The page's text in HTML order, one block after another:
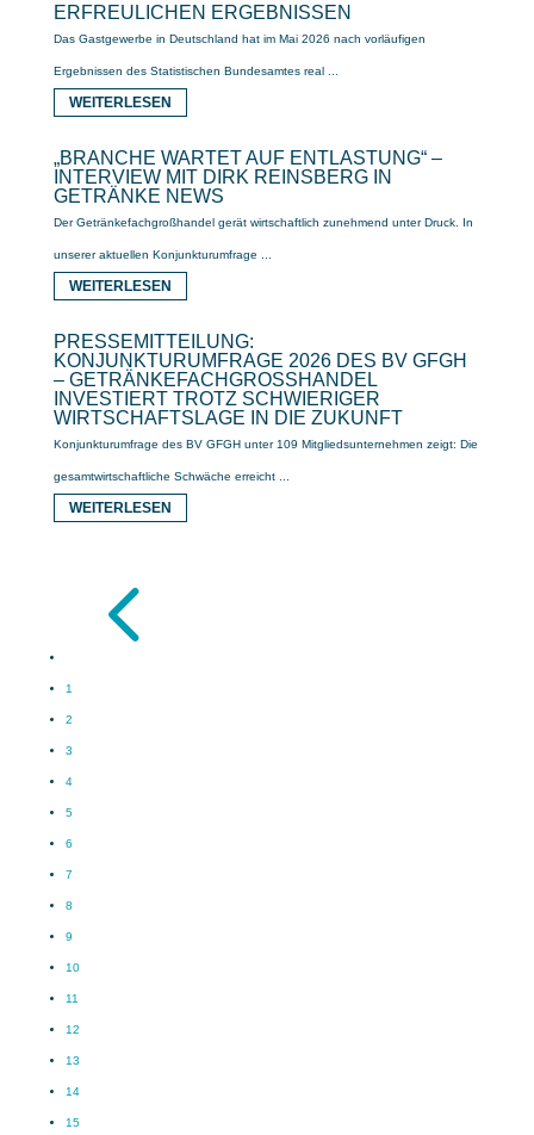
ERFREULICHEN ERGEBNISSEN
Das Gastgewerbe in Deutschland hat im Mai 2026 nach vorläufigen
Ergebnissen des Statistischen Bundesamtes real ...
WEITERLESEN
„BRANCHE WARTET AUF ENTLASTUNG“ –
INTERVIEW MIT DIRK REINSBERG IN
GETRÄNKE NEWS
Der Getränkefachgroßhandel gerät wirtschaftlich zunehmend unter Druck. In
unserer aktuellen Konjunkturumfrage ...
WEITERLESEN
PRESSEMITTEILUNG:
KONJUNKTURUMFRAGE 2026 DES BV GFGH
– GETRÄNKEFACHGROSSHANDEL I
NVESTIERT TROTZ SCHWIERIGER W
IRTSCHAFTSLAGE IN DIE ZUKUNFT
Konjunkturumfrage des BV GFGH unter 109 Mitgliedsunternehmen zeigt: Die
gesamtwirtschaftliche Schwäche erreicht ...
WEITERLESEN
4
1
2
3
4
5
6
7
8
9
10
11
12
13
14
15